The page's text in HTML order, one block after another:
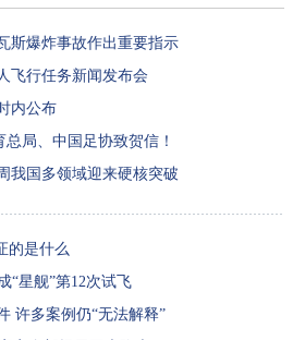
斯爆炸事故作出重要指示
飞行任务新闻发布会
内公布
局、中国足协致贺信！
我国多领域迎来硬核突破
的是什么
“星舰”第12次试飞
许多案例仍“无法解释”